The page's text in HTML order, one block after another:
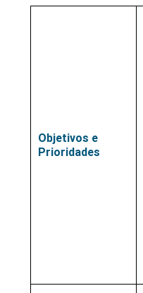
Objetivos e
Prioridades